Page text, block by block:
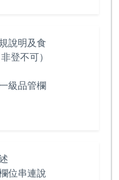
說明及食
登不可）
級品管欄
位串連說